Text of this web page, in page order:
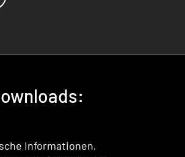
Informationen,